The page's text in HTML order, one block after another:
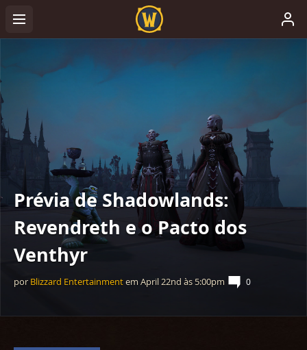
Prévia de Shadowlands:
Revendreth e o Pacto dos
Venthyr
por Blizzard Entertainmentem April 22nd às 5:00pm 0